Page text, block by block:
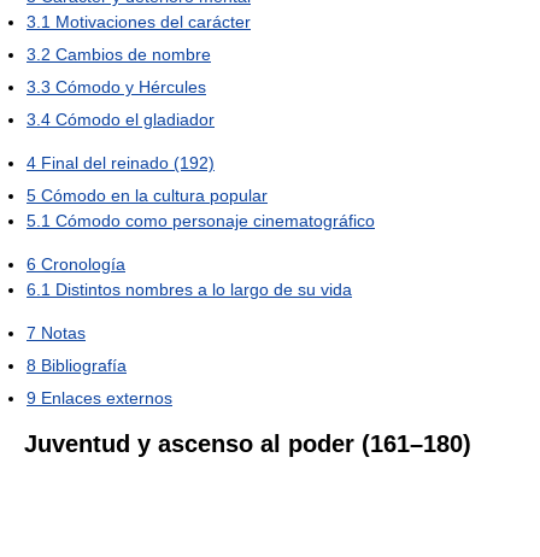
3.1 Motivaciones del carácter
3.2 Cambios de nombre
3.3 Cómodo y Hércules
3.4 Cómodo el gladiador
4 Final del reinado (192)
5 Cómodo en la cultura popular
5.1 Cómodo como personaje cinematográfico
6 Cronología
6.1 Distintos nombres a lo largo de su vida
7 Notas
8 Bibliografía
9 Enlaces externos
Juventud y ascenso al poder (161–180)